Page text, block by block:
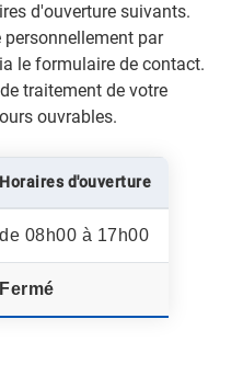
d'ouverture suivants.
par
le formulaire de contact.
traitement de votre
ouvrables.
Horaires d'ouverture
de 08h00 à 17h00
Fermé